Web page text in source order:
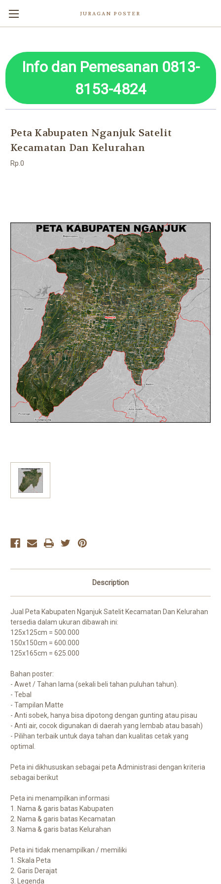
JURAGAN POSTER
Info dan Pemesanan 0813-
8153-4824
Peta Kabupaten Nganjuk Satelit
Kecamatan Dan Kelurahan
Rp.0
Description
Jual Peta Kabupaten Nganjuk Satelit Kecamatan Dan Kelurahan
tersedia dalam ukuran dibawah ini:
125x125cm = 500.000
150x150cm = 600.000
125x165cm = 625.000
Bahan poster:
- Awet / Tahan lama (sekali beli tahan puluhan tahun).
- Tebal
- Tampilan Matte
- Anti sobek, hanya bisa dipotong dengan gunting atau pisau
- Anti air, cocok digunakan di daerah yang lembab atau basah)
- Pilihan terbaik untuk daya tahan dan kualitas cetak yang
optimal.
Peta ini dikhususkan sebagai peta Administrasi dengan kriteria
sebagai berikut
Peta ini menampilkan informasi
1. Nama & garis batas Kabupaten
2. Nama & garis batas Kecamatan
3. Nama & garis batas Kelurahan
Peta ini tidak menampilkan / memiliki
1. Skala Peta
2. Garis Derajat
3. Legenda